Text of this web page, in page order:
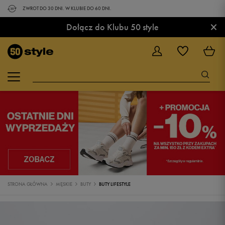
ZWROT DO 30 DNI. W KLUBIE DO 60 DNI.
Dołącz do Klubu 50 style ×
STRONA GŁÓWNA MĘSKIE BUTY BUTY LIFESTYLE